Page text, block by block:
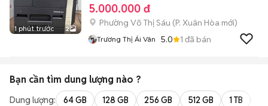
1 phút trước 2
5.000.000 đ
Phường Võ Thị Sáu (P. Xuân Hòa mới)
Trương Thị Ái Vân 5.0 1 đã bán
Bạn cần tìm dung lượng nào ?
Dung lượng: 64 GB 128 GB 256 GB 512 GB 1 TB